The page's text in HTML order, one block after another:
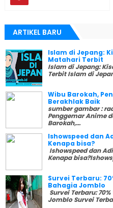
ARTIKEL BARU
Islam di Jepang:
Matahari Terbit
Islam di Jepang:
Terbit Islam di
Wibu Barokah,
Berakhlak Baik
sumber gambar :
Penggemar Anime
Barokah,...
Ishowspeed dan
Kenapa bisa?
Ishowspeed dan
Kenapa
Survei Terbaru:
Bahagia Jomblo
Survei Terbaru:
Jomblo Survei